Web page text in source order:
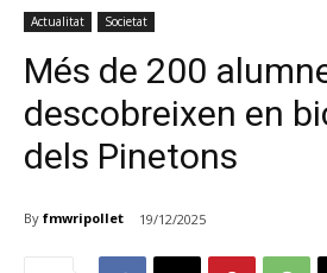
Actualitat Societat
Més de 200
descobreixen en
dels Pinetons
By fmwripollet 19/12/2025